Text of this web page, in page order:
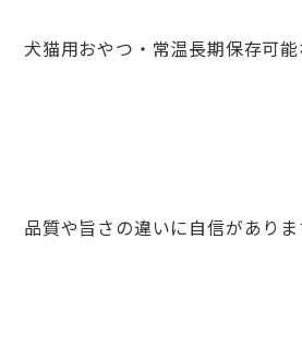
犬猫用おやつ・常温長期保存可
品質や旨さの違いに自信がありま